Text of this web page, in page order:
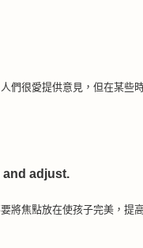
們很愛提供意見，但在某些
adjust.
將焦點放在使孩子完美，提